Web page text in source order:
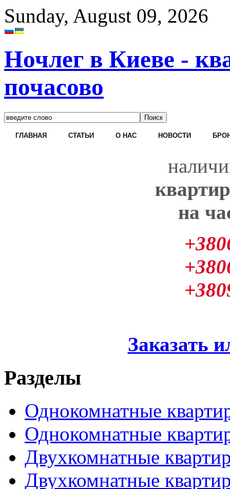
Sunday, August 09, 2026
Ночлег в Киеве -
почасово
ГЛАВНАЯ СТАТЬИ О НАС НОВОСТИ
на
Заказать
Разделы
Однокомнатные
Однокомнатные
Двухкомнатные
Двухкомнатные